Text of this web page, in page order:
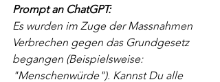
Prompt an ChatGPT:
Es wurden im Zuge der Massnahmen
Verbrechen gegen das Grundgesetz
begangen (Beispielsweise:
"Menschenwürde"). Kannst Du alle